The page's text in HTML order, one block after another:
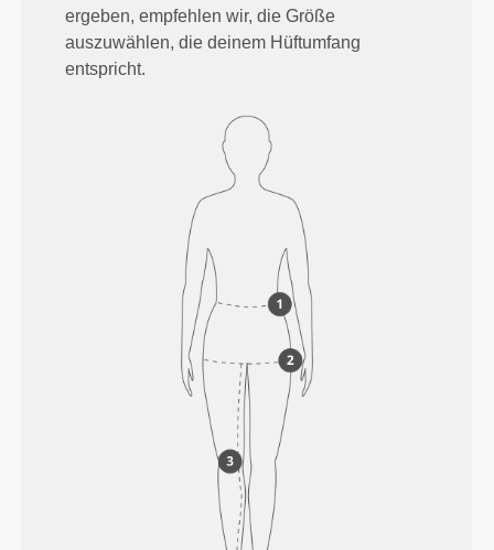
ergeben, empfehlen wir, die Größe
auszuwählen, die deinem Hüftumfang
entspricht.